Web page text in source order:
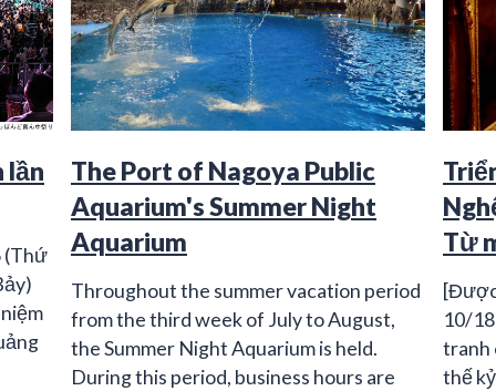
lần
(Thứ
The Port of Nagoya Public
Aquarium's Summer Night
Aquarium
Throughout the summer vacation period
from the third week of July to August,
the Summer Night Aquarium is held.
During this period, business hours are
Từ
10/
tranh
thế